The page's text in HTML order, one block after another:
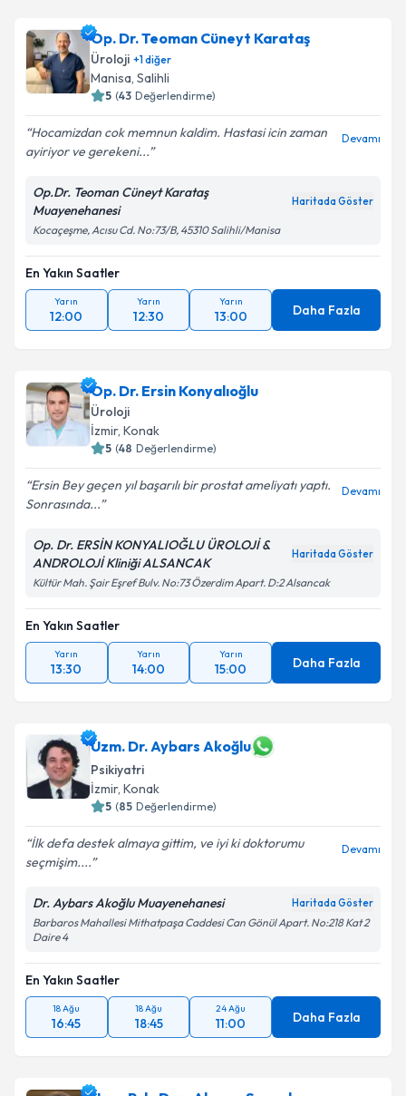
Op. Dr. Teoman Cüneyt Karataş
Üroloji +1diğer
Manisa, Salihli
5 (43 Değerlendirme)
Hocamizdan cok memnun kaldim. Hastasi icin zaman
ayiriyor ve gerekeni...
Devamı
Op.Dr. Teoman Cüneyt Karataş
Muayenehanesi
Haritada Göster
Kocaçeşme, Acısu Cd. No:73/B, 45310 Salihli/Manisa
En Yakın Saatler
Yarın
12:00
Yarın
12:30
Yarın
13:00 Daha Fazla
Op. Dr. Ersin Konyalıoğlu
Üroloji
İzmir, Konak
5 (48 Değerlendirme)
Ersin Bey geçen yıl başarılı bir prostat ameliyatı yaptı.
Sonrasında...
Devamı
Op. Dr. ERSİN KONYALIOĞLU ÜROLOJİ &
ANDROLOJİ Kliniği ALSANCAK
Haritada Göster
Kültür Mah. Şair Eşref Bulv. No:73 Özerdim Apart. D:2 Alsancak
En Yakın Saatler
Yarın
13:30
Yarın
14:00
Yarın
15:00 Daha Fazla
Uzm. Dr. Aybars Akoğlu
Psikiyatri
İzmir, Konak
5 (85 Değerlendirme)
İlk defa destek almaya gittim, ve iyi ki doktorumu
seçmişim....
Devamı
Dr. Aybars Akoğlu Muayenehanesi Haritada Göster
Barbaros Mahallesi Mithatpaşa Caddesi Can Gönül Apart. No:218 Kat 2
Daire 4
En Yakın Saatler
18 Ağu
16:45
18 Ağu
18:45
24 Ağu
11:00 Daha Fazla